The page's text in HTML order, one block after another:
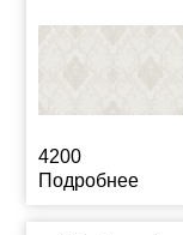
4200
Подробнее